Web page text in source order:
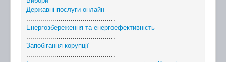
Державні послуги онлайн
............................................
Енергозбереження та енергоефективність
............................................
Запобігання корупції
............................................